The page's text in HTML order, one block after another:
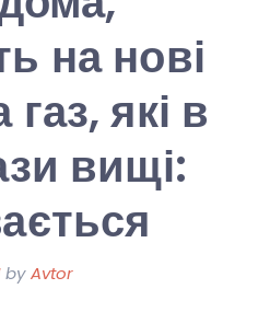
на нові
які в
вищі:
byAvtor